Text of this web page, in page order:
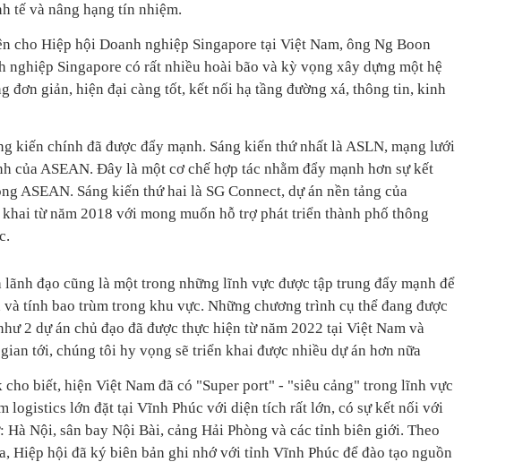
tế và nâng hạng tín nhiệm.
cho Hiệp hội Doanh nghiệp Singapore tại Việt Nam, ông Ng Boon
nghiệp Singapore có rất nhiều hoài bão và kỳ vọng xây dựng một hệ
đơn giản, hiện đại càng tốt, kết nối hạ tầng đường xá, thông tin, kinh
kiến chính đã được đẩy mạnh. Sáng kiến thứ nhất là ASLN, mạng lưới
của ASEAN. Đây là một cơ chế hợp tác nhằm đẩy mạnh hơn sự kết
ASEAN. Sáng kiến thứ hai là SG Connect, dự án nền tảng của
từ năm 2018 với mong muốn hỗ trợ phát triển thành phố thông
đạo cũng là một trong những lĩnh vực được tập trung đẩy mạnh để
tính bao trùm trong khu vực. Những chương trình cụ thể đang được
2 dự án chủ đạo đã được thực hiện từ năm 2022 tại Việt Nam và
tới, chúng tôi hy vọng sẽ triển khai được nhiều dự án hơn nữa
cho biết, hiện Việt Nam đã có "Super port" - "siêu cảng" trong lĩnh vực
logistics lớn đặt tại Vĩnh Phúc với diện tích rất lớn, có sự kết nối với
Hà Nội, sân bay Nội Bài, cảng Hải Phòng và các tỉnh biên giới. Theo
Hiệp hội đã ký biên bản ghi nhớ với tỉnh Vĩnh Phúc để đào tạo nguồn